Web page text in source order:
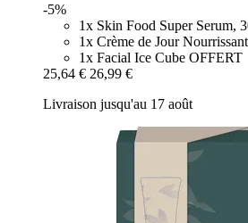
-5%
1x Skin Food Super Serum,
1x Crème de Jour
1x Facial Ice Cube OFFERT
25,64 € 26,99 €
Livraison jusqu'au 17 août